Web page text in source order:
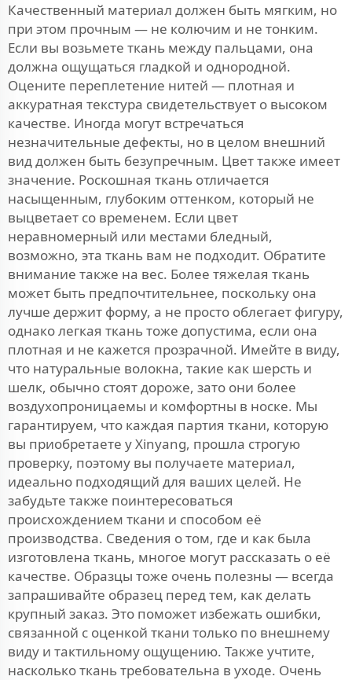
Качественный материал должен быть мягким, но
при этом прочным — не колючим и не тонким.
Если вы возьмете ткань между пальцами, она
должна ощущаться гладкой и однородной.
Оцените переплетение нитей — плотная и
аккуратная текстура свидетельствует о высоком
качестве. Иногда могут встречаться
незначительные дефекты, но в целом внешний
вид должен быть безупречным. Цвет также имеет
значение. Роскошная ткань отличается
насыщенным, глубоким оттенком, который не
выцветает со временем. Если цвет
неравномерный или местами бледный,
возможно, эта ткань вам не подходит. Обратите
внимание также на вес. Более тяжелая ткань
может быть предпочтительнее, поскольку она
лучше держит форму, а не просто облегает фигуру,
однако легкая ткань тоже допустима, если она
плотная и не кажется прозрачной. Имейте в виду,
что натуральные волокна, такие как шерсть и
шелк, обычно стоят дороже, зато они более
воздухопроницаемы и комфортны в носке. Мы
гарантируем, что каждая партия ткани, которую
вы приобретаете у Xinyang, прошла строгую
проверку, поэтому вы получаете материал,
идеально подходящий для ваших целей. Не
забудьте также поинтересоваться
происхождением ткани и способом её
производства. Сведения о том, где и как была
изготовлена ткань, многое могут рассказать о её
качестве. Образцы тоже очень полезны — всегда
запрашивайте образец перед тем, как делать
крупный заказ. Это поможет избежать ошибки,
связанной с оценкой ткани только по внешнему
виду и тактильному ощущению. Также учтите,
насколько ткань требовательна в уходе. Очень